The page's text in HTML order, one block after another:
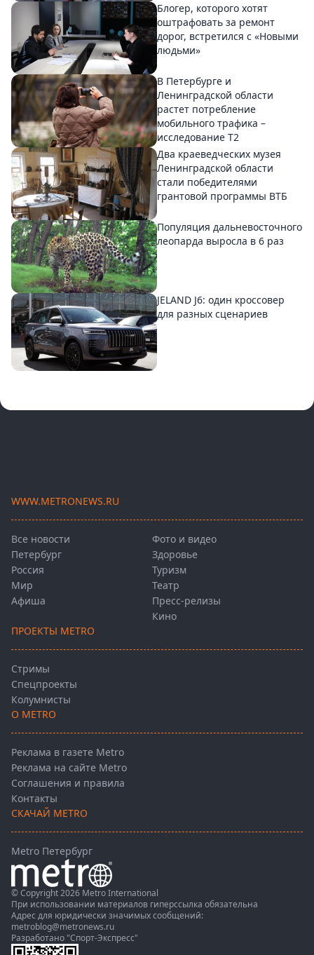
Блогер, которого хотят
оштрафовать за ремонт
дорог, встретился с «Новыми
людьми»
В Петербурге и
Ленинградской области
растет потребление
мобильного трафика –
исследование T2
Два краеведческих музея
Ленинградской области
стали победителями
грантовой программы ВТБ
Популяция дальневосточного
леопарда выросла в 6 раз
JELAND J6: один кроссовер
для разных сценариев
WWW.METRONEWS.RU
Все новости
Петербург
Россия
Мир
Афиша
Фото и видео
Здоровье
Туризм
Театр
Пресс-релизы
Кино
ПРОЕКТЫ METRO
Стримы
Спецпроекты
Колумнисты
О METRO
Реклама в газете Metro
Реклама на сайте Metro
Соглашения и правила
Контакты
СКАЧАЙ METRO
Metro Петербург
© Copyright 2026 Metro International
При использовании материалов гиперссылка обязательна
Адрес для юридически значимых сообщений:
metroblog@metronews.ru
Разработано "Спорт-Экспресс"